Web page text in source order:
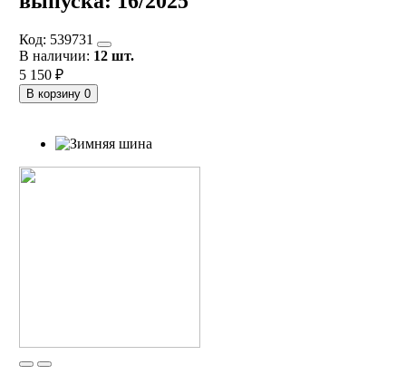
Код: 539731
В наличии: 12 шт.
5 150 ₽
В корзину 0